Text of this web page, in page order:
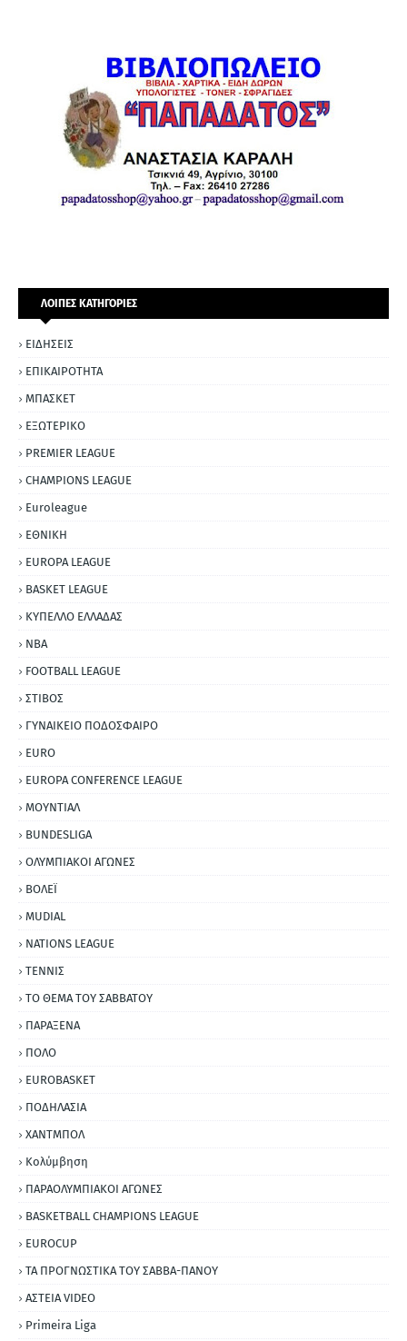
ΛΟΙΠΕΣ ΚΑΤΗΓΟΡΙΕΣ
ΕΙΔΗΣΕΙΣ
ΕΠΙΚΑΙΡΟΤΗΤΑ
ΜΠΑΣΚΕΤ
ΕΞΩΤΕΡΙΚΟ
PREMIER LEAGUE
CHAMPIONS LEAGUE
Euroleague
ΕΘΝΙΚΗ
EUROPA LEAGUE
BASKET LEAGUE
ΚΥΠΕΛΛΟ ΕΛΛΑΔΑΣ
NBA
FOOTBALL LEAGUE
ΣΤΙΒΟΣ
ΓΥΝΑΙΚΕΙΟ ΠΟΔΟΣΦΑΙΡΟ
EURO
EUROPA CONFERENCE LEAGUE
ΜΟΥΝΤΙΑΛ
BUNDESLIGA
ΟΛΥΜΠΙΑΚΟΙ ΑΓΩΝΕΣ
ΒΟΛΕΪ
MUDIAL
NATIONS LEAGUE
ΤΕΝΝΙΣ
ΤΟ ΘΕΜΑ ΤΟΥ ΣΑΒΒΑΤΟΥ
ΠΑΡΑΞΕΝΑ
ΠΟΛΟ
EUROBASKET
ΠΟΔΗΛΑΣΙΑ
ΧΑΝΤΜΠΟΛ
Κολύμβηση
ΠΑΡΑΟΛΥΜΠΙΑΚΟΙ ΑΓΩΝΕΣ
BASKETBALL CHAMPIONS LEAGUE
EUROCUP
ΤΑ ΠΡΟΓΝΩΣΤΙΚΑ ΤΟΥ ΣΑΒΒΑ-ΠΑΝΟΥ
ΑΣΤΕΙΑ VIDEO
Primeira Liga